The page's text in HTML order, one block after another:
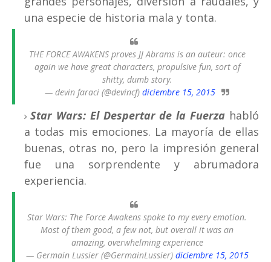
una especie de historia mala y tonta.
THE FORCE AWAKENS proves JJ Abrams is an auteur: once
again we have great characters, propulsive fun, sort of
shitty, dumb story.
— devin faraci (@devincf) diciembre 15, 2015
Star Wars: El Despertar de la Fuerza habló
a todas mis emociones. La mayoría de ellas
buenas, otras no, pero la impresión general
fue una sorprendente y abrumadora
experiencia.
Star Wars: The Force Awakens spoke to my every emotion.
Most of them good, a few not, but overall it was an
amazing, overwhelming experience
— Germain Lussier (@GermainLussier) diciembre 15, 2015